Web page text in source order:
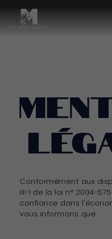
Conformément aux
III-1 de la loi n° 2004-
confiance dans
vous informons que: